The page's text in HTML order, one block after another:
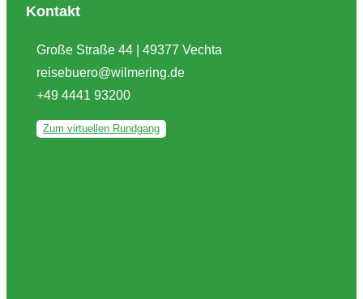
Kontakt
Große Straße 44 | 49377 Vechta
reisebuero@wilmering.de
+49 4441 93200
Zum virtuellen Rundgang